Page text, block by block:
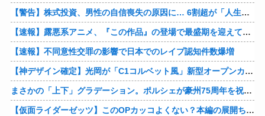
【警告】株式投資、男性の自信喪失の原因に… 6割超が「人生の敗者」自認
【速報】露悪系アニメ、『この作品』の登場で最盛期を迎えてしまう…
【速報】不同意性交罪の影響で日本でのレイプ認知件数爆増
【神デザイン確定】光岡が「C1コルベット風」新型オープンカーの最新ティーザー画像を公開、マツダ・ロードスターの信頼性にレトロな外観がドッキング
まさかの「上下」グラデーション。ポルシェが豪州75周年を祝う特別モデル「911 Turbo S Land Down Under」を発表、1951年の「見果てぬ夢」が内外装に再現
【仮面ライダーゼッツ】このOPカッコよくない？本編の展開ちゃんと反映してて完成度高いし